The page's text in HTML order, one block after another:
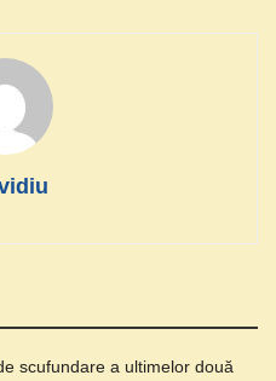
scufundare a ultimelor două